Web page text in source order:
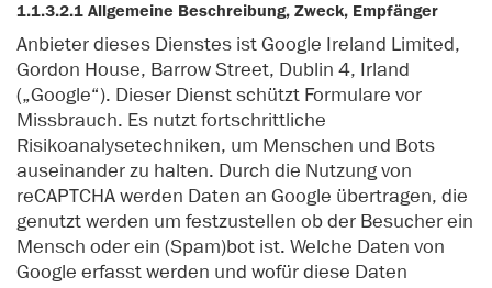
1.1.3.2.1 Allgemeine Beschreibung, Zweck, Empfänger
Anbieter dieses Dienstes ist Google Ireland Limited,
Gordon House, Barrow Street, Dublin 4, Irland
(„Google“). Dieser Dienst schützt Formulare vor
Missbrauch. Es nutzt fortschrittliche
Risikoanalysetechniken, um Menschen und Bots
auseinander zu halten. Durch die Nutzung von
reCAPTCHA werden Daten an Google übertragen, die
genutzt werden um festzustellen ob der Besucher ein
Mensch oder ein (Spam)bot ist. Welche Daten von
Google erfasst werden und wofür diese Daten